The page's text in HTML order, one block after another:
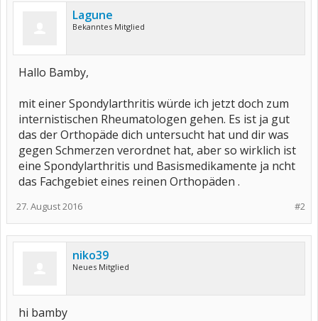
Lagune
Bekanntes Mitglied
Hallo Bamby,
mit einer Spondylarthritis würde ich jetzt doch zum
internistischen Rheumatologen gehen. Es ist ja gut
das der Orthopäde dich untersucht hat und dir was
gegen Schmerzen verordnet hat, aber so wirklich ist
eine Spondylarthritis und Basismedikamente ja ncht
das Fachgebiet eines reinen Orthopäden .
#2
27. August 2016
niko39
Neues Mitglied
hi bamby